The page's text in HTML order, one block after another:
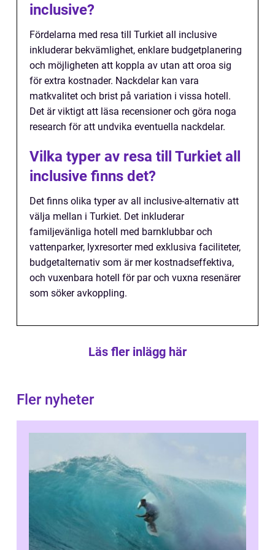
inclusive?
Fördelarna med resa till Turkiet all inclusive
inkluderar bekvämlighet, enklare budgetplanering
och möjligheten att koppla av utan att oroa sig
för extra kostnader. Nackdelar kan vara
matkvalitet och brist på variation i vissa hotell.
Det är viktigt att läsa recensioner och göra noga
research för att undvika eventuella nackdelar.
Vilka typer av resa till Turkiet all
inclusive finns det?
Det finns olika typer av all inclusive-alternativ att
välja mellan i Turkiet. Det inkluderar
familjevänliga hotell med barnklubbar och
vattenparker, lyxresorter med exklusiva faciliteter,
budgetalternativ som är mer kostnadseffektiva,
och vuxenbara hotell för par och vuxna resenärer
som söker avkoppling.
Läs fler inlägg här
Fler nyheter